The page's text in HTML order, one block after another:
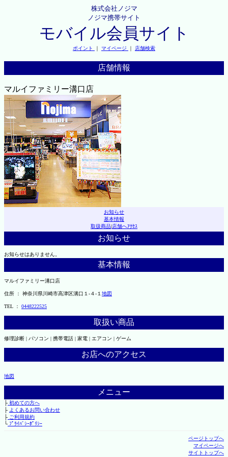
株式会社ノジマ
ノジマ携帯サイト
モバイル会員サイト
ポイント ｜ マイページ ｜ 店舗検索
店舗情報
マルイファミリー溝口店
お知らせ
基本情報
取扱商品|店舗へｱｸｾｽ
お知らせ
お知らせはありません。
基本情報
マルイファミリー溝口店
住所 ： 神奈川県川崎市高津区溝口１-４-１ 地図
TEL ： 0448222525
取扱い商品
修理診断 | パソコン | 携帯電話 | 家電 | エアコン | ゲーム
お店へのアクセス
地図
メニュー
├初めての方へ
├ よくあるお問い合わせ
├ご利用規約
└ﾌﾟﾗｲﾊﾞｼｰﾎﾟﾘｼｰ
ページトップへ
マイページへ
サイトトップへ